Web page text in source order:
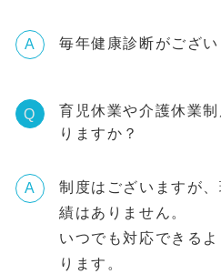
A 毎年健康診断がござい
Q
育児休業や介護休業
りますか？
A
制度はございますが
績はありません。
いつでも対応できる
ります。